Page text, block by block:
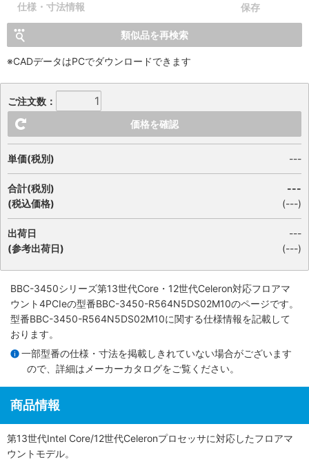
仕様・寸法情報 保存
類似品を再検索
※CADデータはPCでダウンロードできます
ご注文数：
価格を確認
単価(税別) ---
合計(税別)
(税込価格)
---
(---)
出荷日
(参考出荷日)
---
(---)
BBC-3450シリーズ第13世代Core・12世代Celeron対応フロアマ
ウント4PCIeの型番BBC-3450-R564N5DS02M10のページです。
型番BBC-3450-R564N5DS02M10に関する仕様情報を記載して
おります。
一部型番の仕様・寸法を掲載しきれていない場合がございます
ので、詳細は メーカーカタログをご覧ください。
商品情報
第13世代Intel Core/12世代Celeronプロセッサに対応したフロアマ
ウントモデル。